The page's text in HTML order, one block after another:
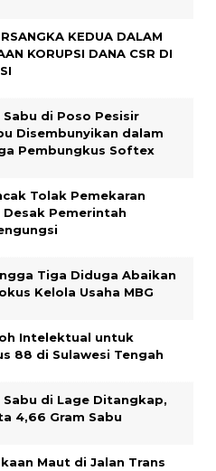
KEDUA DALAM
KORUPSI DANA CSR DI
di Poso Pesisir
Disembunyikan dalam
Pembungkus Softex
Tolak Pemekaran
Desak Pemerintah
Tiga Diduga Abaikan
Kelola Usaha MBG
Intelektual untuk
88 di Sulawesi Tengah
di Lage Ditangkap,
4,66 Gram Sabu
Maut di Jalan Trans